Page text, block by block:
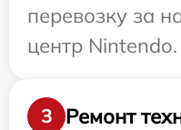
перевозку за
центр Nintendo.
3
Ремонт